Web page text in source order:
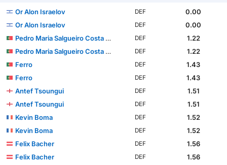
Or Alon Israelov DEF
0.00
Or Alon Israelov
DEF
0.00
Pedro Maria Salgueiro Costa Pessoa Carvalho
DEF
1.22
Pedro Maria Salgueiro Costa Pessoa Carvalho
DEF
1.22
Ferro
DEF
1.43
Ferro
DEF
1.43
Antef Tsoungui
DEF
1.51
Antef Tsoungui
DEF
1.51
Kevin Boma
DEF
1.52
Kevin Boma
DEF
1.52
Felix Bacher
DEF
1.56
Felix Bacher
DEF
1.56